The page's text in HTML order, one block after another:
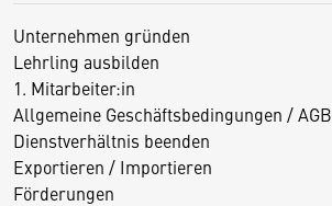
Unternehmen gründen
Lehrling ausbilden
1. Mitarbeiter:in
Allgemeine Geschäftsbedingungen / AGB
Dienstverhältnis beenden
Exportieren / Importieren
Förderungen